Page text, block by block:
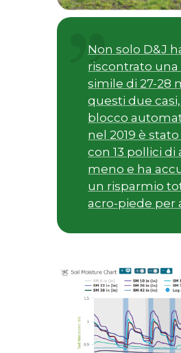
Non solo D&J
riscontrato una
simile di 27-28
questi due casi,
blocco
nel 2019 è
con 13 pollici di
meno e ha
un risparmio
acro-piede per